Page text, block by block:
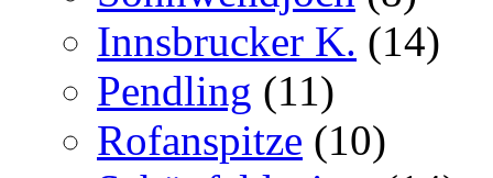
Innsbrucker K. (14)
Pendling (11)
Rofanspitze (10)